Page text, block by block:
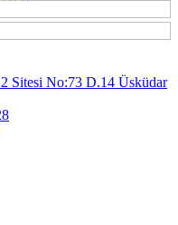
Sitesi No:73 D.14 Üsküdar